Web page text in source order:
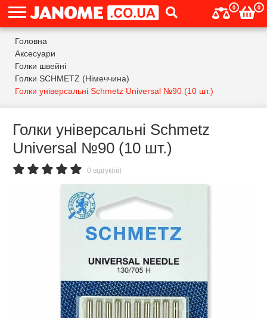
0 0
Головна
Аксесуари
Голки швейні
Голки SCHMETZ (Німеччина)
Голки універсальні Schmetz Universal №90 (10 шт.)
Голки універсальні Schmetz
Universal №90 (10 шт.)
0 відгук(ів)